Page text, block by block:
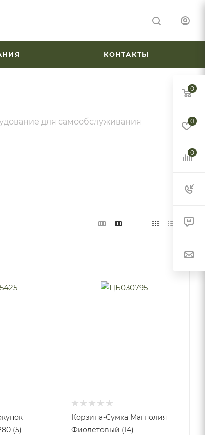
КОНТАКТЫ
для самообслуживания
(5)
Корзина-Сумка Магнолия
Фиолетовый (14)
0
0
0